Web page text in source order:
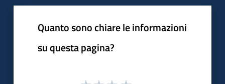
Quanto sono chiare le informazioni
su questa pagina?